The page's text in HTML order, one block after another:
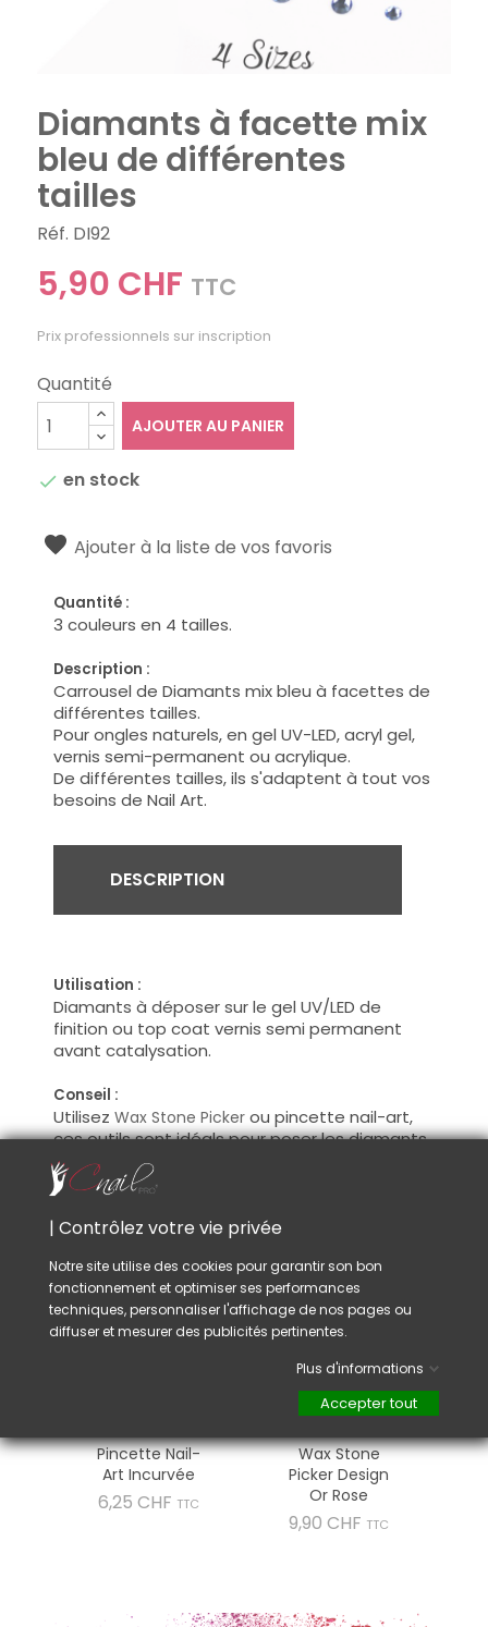
Diamants à facette mix
bleu de différentes
tailles
Réf. DI92
5,90 CHF TTC
Prix professionnels sur inscription
Quantité
AJOUTER AU PANIER
 en stock
Ajouter à la liste de vos favoris
Quantité :
3 couleurs en 4 tailles.
Description :
Carrousel de Diamants mix bleu à facettes de
différentes tailles.
Pour ongles naturels, en gel UV-LED, acryl gel,
vernis semi-permanent ou acrylique.
De différentes tailles, ils s'adaptent à tout vos
besoins de Nail Art.
DESCRIPTION
Utilisation :
Diamants à déposer sur le gel UV/LED de
finition ou top coat vernis semi permanent
avant catalysation.
Conseil :
UtilisezWax Stone Picker ou pincette nail-art,
ces outils sont idéals pour poser les diamants
avec précision et plus de facilité.
VOUS AIMEREZ AUSSI
Pincette Nail-
Art Incurvée
6,25 CHF Prix
TTC
Wax Stone
Picker Design
Or Rose
9,90 CHF Prix
TTC
| Contrôlez votre vie privée
Notre site utilise des cookies pour garantir son bon
fonctionnement et optimiser ses performances
techniques, personnaliser l'affichage de nos pages ou
diffuser et mesurer des publicités pertinentes.
Plus d'informations
Accepter tout